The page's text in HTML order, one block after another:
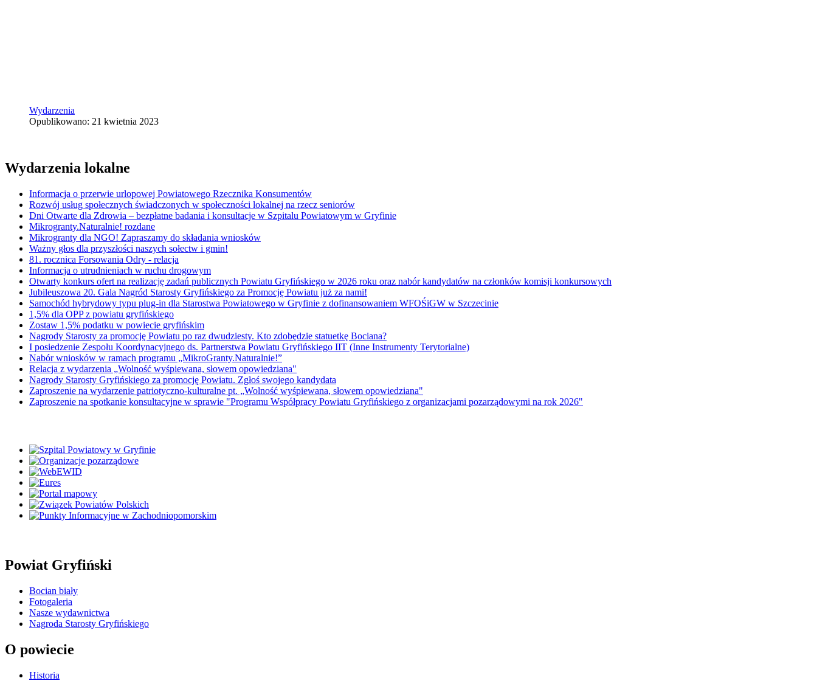
Wydarzenia
Opublikowano: 21 kwietnia 2023
Wydarzenia lokalne
Informacja o przerwie urlopowej Powiatowego Rzecznika Konsumentów
Rozwój usług społecznych świadczonych w społeczności lokalnej na rzecz seniorów
Dni Otwarte dla Zdrowia – bezpłatne badania i konsultacje w Szpitalu Powiatowym w Gryfinie
Mikrogranty.Naturalnie! rozdane
Mikrogranty dla NGO! Zapraszamy do składania wniosków
Ważny głos dla przyszłości naszych sołectw i gmin!
81. rocznica Forsowania Odry - relacja
Informacja o utrudnieniach w ruchu drogowym
Otwarty konkurs ofert na realizację zadań publicznych Powiatu Gryfińskiego w 2026 roku oraz nabór kandydatów na członków komisji konkursowych
Jubileuszowa 20. Gala Nagród Starosty Gryfińskiego za Promocję Powiatu już za nami!
Samochód hybrydowy typu plug-in dla Starostwa Powiatowego w Gryfinie z dofinansowaniem WFOŚiGW w Szczecinie
1,5% dla OPP z powiatu gryfińskiego
Zostaw 1,5% podatku w powiecie gryfińskim
Nagrody Starosty za promocję Powiatu po raz dwudziesty. Kto zdobędzie statuetkę Bociana?
I posiedzenie Zespołu Koordynacyjnego ds. Partnerstwa Powiatu Gryfińskiego IIT (Inne Instrumenty Terytorialne)
Nabór wniosków w ramach programu „MikroGranty.Naturalnie!”
Relacja z wydarzenia „Wolność wyśpiewana, słowem opowiedziana"
Nagrody Starosty Gryfińskiego za promocję Powiatu. Zgłoś swojego kandydata
Zaproszenie na wydarzenie patriotyczno-kulturalne pt. „Wolność wyśpiewana, słowem opowiedziana"
Zaproszenie na spotkanie konsultacyjne w sprawie "Programu Współpracy Powiatu Gryfińskiego z organizacjami pozarządowymi na rok 2026"
Powiat Gryfiński
Bocian biały
Fotogaleria
Nasze wydawnictwa
Nagroda Starosty Gryfińskiego
O powiecie
Historia